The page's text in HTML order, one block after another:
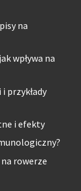
na
wpływa na
przykłady
i efekty
rowerze